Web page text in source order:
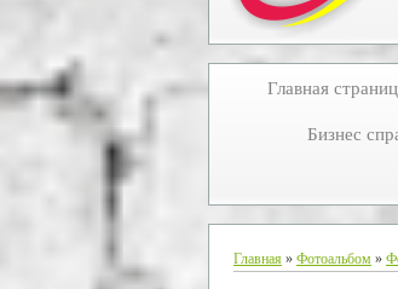
Главная
Бизнес
Главная » Фотоальбом »